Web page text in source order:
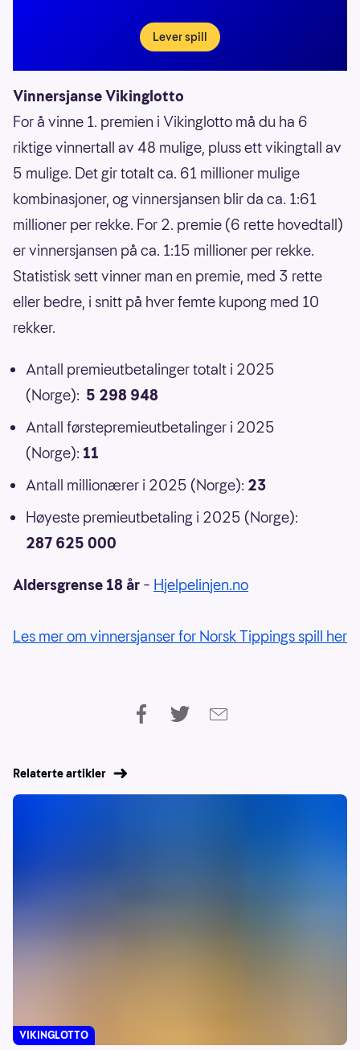
Lever spill
Vinnersjanse Vikinglotto
For å vinne 1. premien i Vikinglotto må du ha 6
riktige vinnertall av 48 mulige, pluss ett vikingtall av
5 mulige. Det gir totalt ca. 61 millioner mulige
kombinasjoner, og vinnersjansen blir da ca. 1:61
millioner per rekke. For 2. premie (6 rette hovedtall)
er vinnersjansen på ca. 1:15 millioner per rekke.
Statistisk sett vinner man en premie, med 3 rette
eller bedre, i snitt på hver femte kupong med 10
rekker.
Antall premieutbetalinger totalt i 2025
(Norge): 5 298 948
Antall førstepremieutbetalinger i 2025
(Norge): 11
Antall millionærer i 2025 (Norge): 23
Høyeste premieutbetaling i 2025 (Norge):
287 625 000
Aldersgrense 18 år – Hjelpelinjen.no
Les mer om vinnersjanser for Norsk Tippings spill her
Relaterte artikler
VIKINGLOTTO